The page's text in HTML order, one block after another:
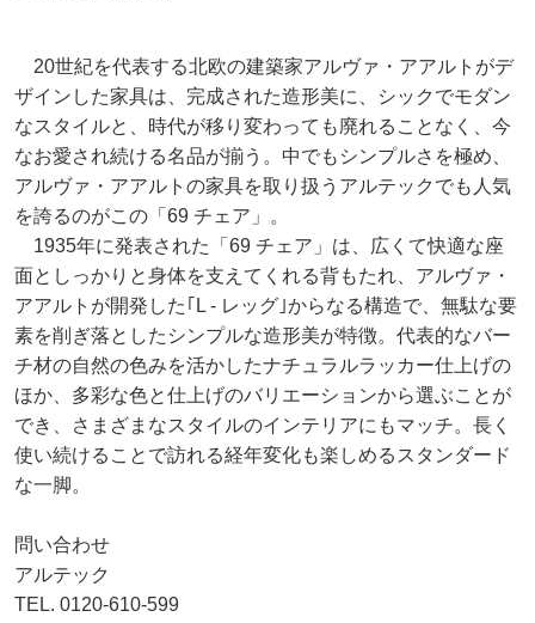
20世紀を代表する北欧の建築家アルヴァ・アアルトがデ
ザインした家具は、完成された造形美に、シックでモダン
なスタイルと、時代が移り変わっても廃れることなく、今
なお愛され続ける名品が揃う。中でもシンプルさを極め、
アルヴァ・アアルトの家具を取り扱うアルテックでも人気
を誇るのがこの「69 チェア」。
1935年に発表された「69 チェア」は、広くて快適な座
面としっかりと身体を支えてくれる背もたれ、アルヴァ・
アアルトが開発した｢L - レッグ｣からなる構造で、無駄な要
素を削ぎ落としたシンプルな造形美が特徴。代表的なバー
チ材の自然の色みを活かしたナチュラルラッカー仕上げの
ほか、多彩な色と仕上げのバリエーションから選ぶことが
でき、さまざまなスタイルのインテリアにもマッチ。長く
使い続けることで訪れる経年変化も楽しめるスタンダード
な一脚。
問い合わせ
アルテック
TEL. 0120-610-599